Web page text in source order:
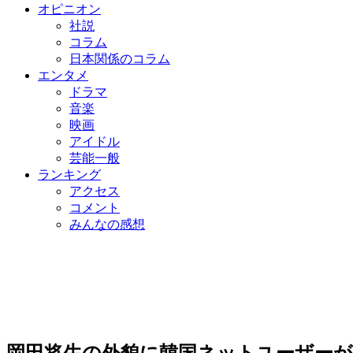
オピニオン
社説
コラム
日本関係のコラム
エンタメ
ドラマ
音楽
映画
アイドル
芸能一般
ランキング
アクセス
コメント
みんなの感想